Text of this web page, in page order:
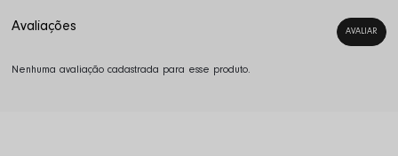
Nenhuma avaliação cadastrada para esse produto.